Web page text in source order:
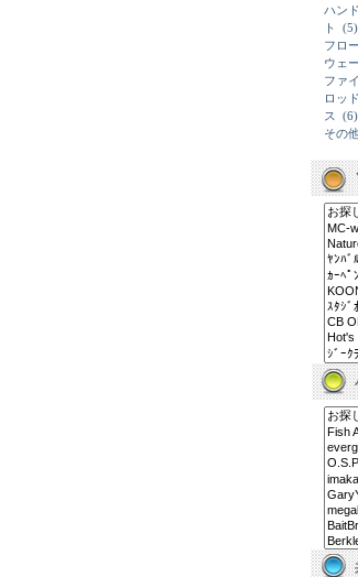
ハン
ト
(5)
フロ
ウェ
ファ
ロッ
ス
(6)
その